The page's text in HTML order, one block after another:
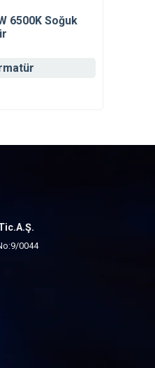
6500K Soğuk
0044